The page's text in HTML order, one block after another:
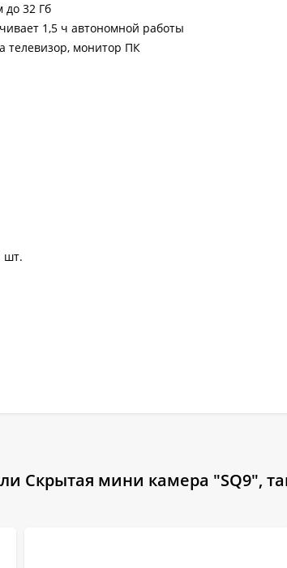
до 32 Гб
1,5 ч автономной работы
телевизор, монитор ПК
шт.
Скрытая мини камера "SQ9",